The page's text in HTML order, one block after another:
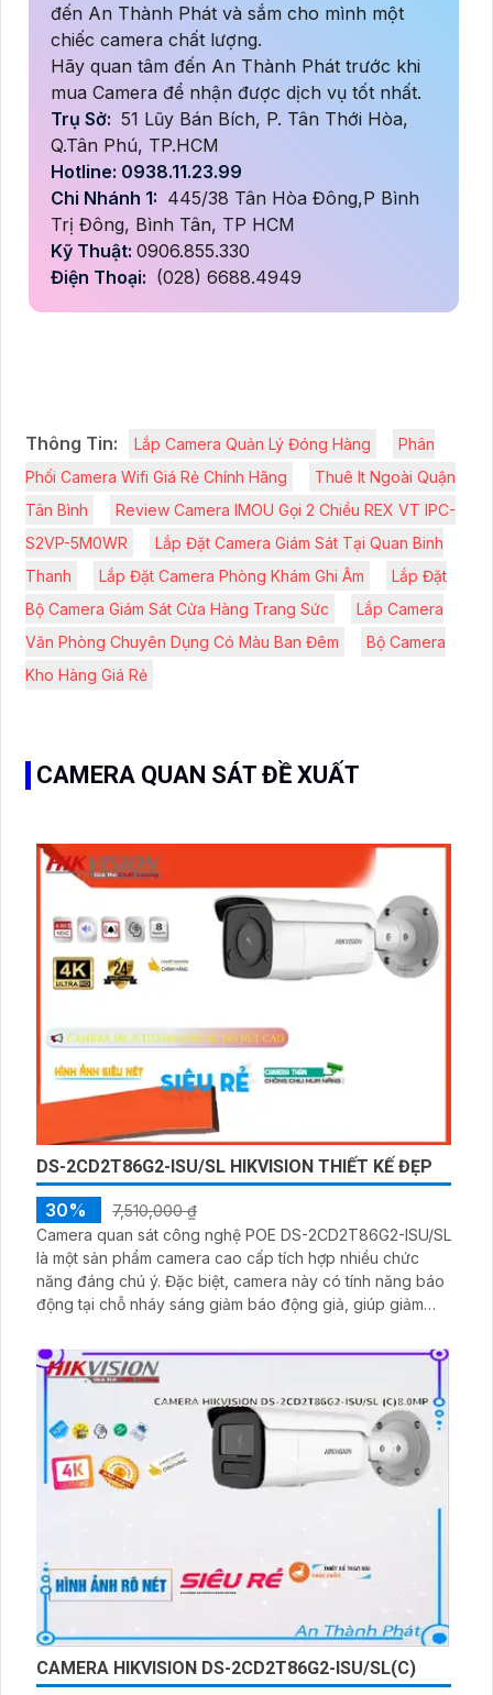
đến An Thành Phát và sắm cho mình một
chiếc camera chất lượng.
Hãy quan tâm đến An Thành Phát trước khi
mua Camera để nhận được dịch vụ tốt nhất.
Trụ Sở: 51 Lũy Bán Bích, P. Tân Thới Hòa,
Q.Tân Phú, TP.HCM
Hotline: 0938.11.23.99
Chi Nhánh 1: 445/38 Tân Hòa Đông,P Bình
Trị Đông, Bình Tân, TP HCM
Kỹ Thuật: 0906.855.330
Điện Thoại: (028) 6688.4949
Thông Tin: Lắp Camera Quản Lý Đóng Hàng
Phân
Phối Camera Wifi Giá Rẻ Chính Hãng
Thuê It Ngoài Quận
Tân Bình
Review Camera IMOU Gọi 2 Chiều REX VT IPC-
S2VP-5M0WR
Lắp Đặt Camera Giám Sát Tại Quan Binh
Thanh
Lắp Đặt Camera Phòng Khám Ghi Âm
Lắp Đặt
Bộ Camera Giám Sát Cửa Hàng Trang Sức
Lắp Camera
Văn Phòng Chuyên Dụng Có Màu Ban Đêm
Bộ Camera
Kho Hàng Giá Rẻ
CAMERA QUAN SÁT ĐỀ XUẤT
DS-2CD2T86G2-ISU/SL HIKVISION THIẾT KẾ ĐẸP
30%
7,510,000 ₫
Camera quan sát công nghệ POE DS-2CD2T86G2-ISU/SL
là một sản phẩm camera cao cấp tích hợp nhiều chức
năng đáng chú ý. Đặc biệt, camera này có tính năng báo
động tại chỗ nháy sáng giảm báo động giả, giúp giảm
tăng tính hiệu quả của hệ thống. Với công nghệ nén
video H.265+/H
CAMERA HIKVISION DS-2CD2T86G2-ISU/SL(C)